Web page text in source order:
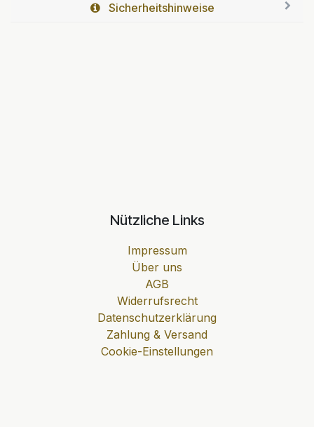
Sicherheitshinweise
Nützliche Links
Impressum
Über uns
AGB
Widerrufsrecht
Datenschutzerklärung
Zahlung & Versand
Cookie-Einstellungen